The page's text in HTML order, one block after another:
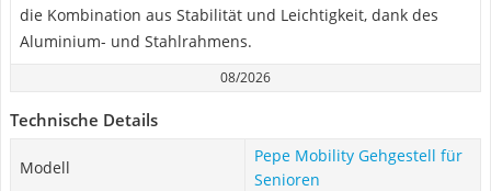
die Kombination aus Stabilität und Leichtigkeit, dank des
Aluminium- und Stahlrahmens.
08/2026
Technische Details
Modell
Pepe Mobility Gehgestell für
Senioren